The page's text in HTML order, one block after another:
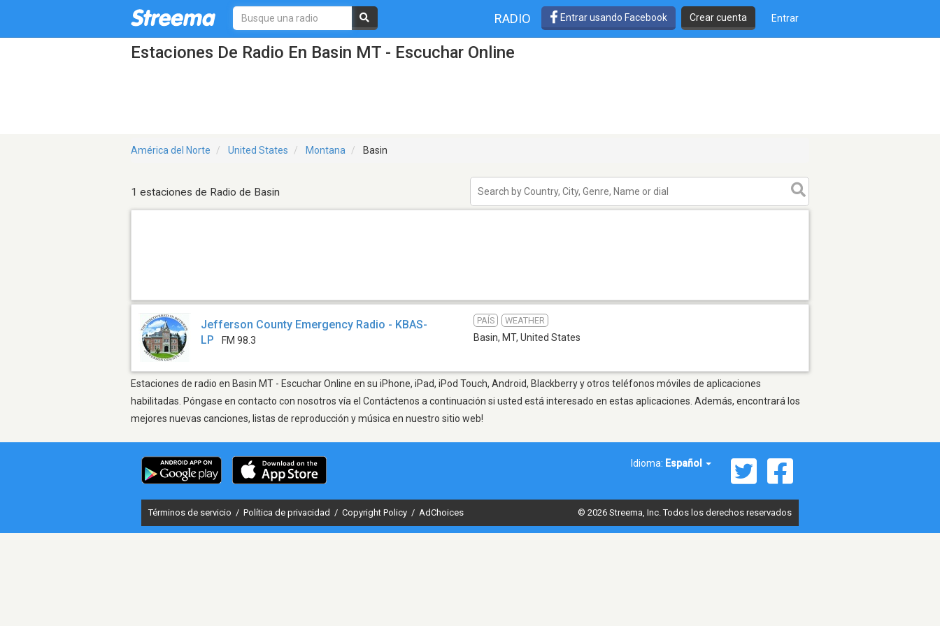
RADIO Entrar usando Facebook Crear cuenta Entrar
Estaciones De Radio En Basin MT - Escuchar Online
América del Norte United States Montana Basin
1 estaciones de Radio de Basin
Jefferson County Emergency Radio - KBAS-
LP
FM 98.3
PAÍS WEATHER
Basin, MT, United States
Estaciones de radio en Basin MT - Escuchar Online en su iPhone, iPad, iPod Touch, Android, Blackberry y otros teléfonos móviles de aplicaciones
habilitadas. Póngase en contacto con nosotros vía el Contáctenos a continuación si usted está interesado en estas aplicaciones. Además, encontrará los
mejores nuevas canciones, listas de reproducción y música en nuestro sitio web!
Idioma: Español
Términos de servicio / Política de privacidad / Copyright Policy / AdChoices © 2026 Streema, Inc. Todos los derechos reservados